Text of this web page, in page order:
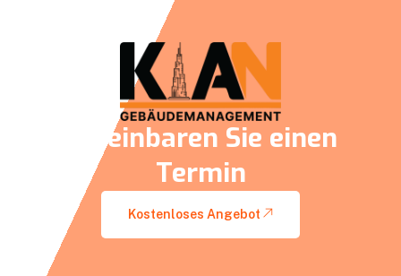
Vereinbaren Sie einen
Termin
Kostenloses Angebot